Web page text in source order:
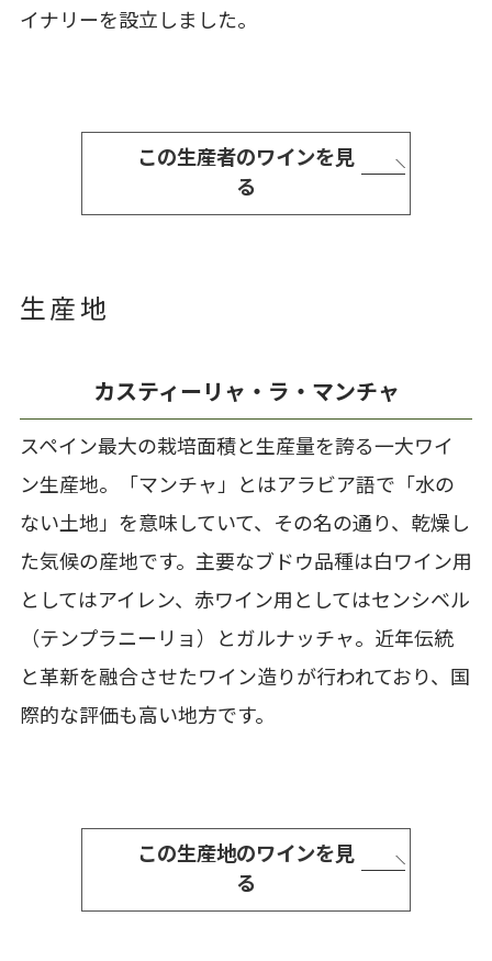
イナリーを設立しました。
この生産者のワインを見
る
生産地
カスティーリャ・ラ・マンチャ
スペイン最大の栽培面積と生産量を誇る一大ワイ
ン生産地。「マンチャ」とはアラビア語で「水の
ない土地」を意味していて、その名の通り、乾燥し
た気候の産地です。主要なブドウ品種は白ワイン用
としてはアイレン、赤ワイン用としてはセンシベル
（テンプラニーリョ）とガルナッチャ。近年伝統
と革新を融合させたワイン造りが行われており、国
際的な評価も高い地方です。
この生産地のワインを見
る